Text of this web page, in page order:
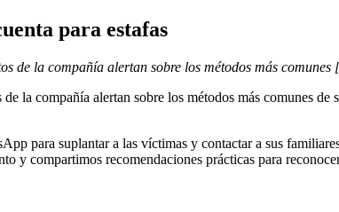
para estafas
de la compañía alertan sobre los métodos más
la compañía alertan sobre los métodos más comunes
para suplantar a las víctimas y contactar a sus
y compartimos recomendaciones prácticas para